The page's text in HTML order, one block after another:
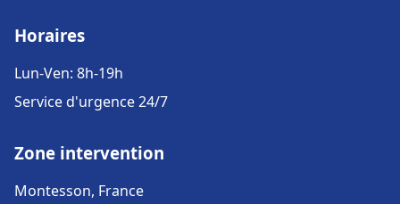
Horaires
Lun-Ven: 8h-19h
Service d'urgence 24/7
Zone intervention
Montesson, France